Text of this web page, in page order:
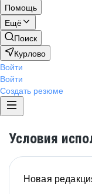
Помощь
Ещё
Поиск
Курлово
Войти
Войти
Создать резюме
Условия
Новая